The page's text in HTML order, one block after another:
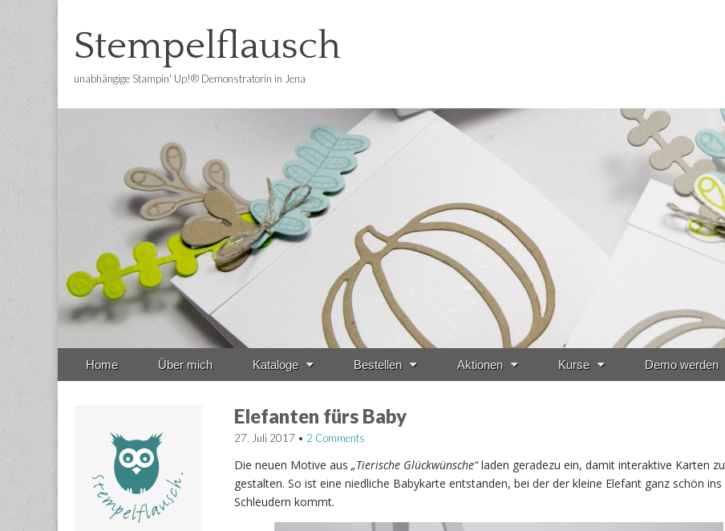
Stempelflausch
unabhängige Stampin' Up!® Demonstratorin in Jena
Home Über mich Kataloge Bestellen Aktionen Kurse Demo werden
Elefanten fürs Baby
27. Juli 2017 • 2 Comments
Die neuen Motive aus „Tierische Glückwünsche“laden geradezu ein, damit interaktive Karten zu
gestalten. So ist eine niedliche Babykarte entstanden, bei der der kleine Elefant ganz schön ins
Schleudern kommt.